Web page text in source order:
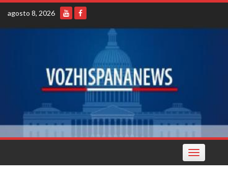
Skip
content
agosto 8, 2026
Toggle
navigation